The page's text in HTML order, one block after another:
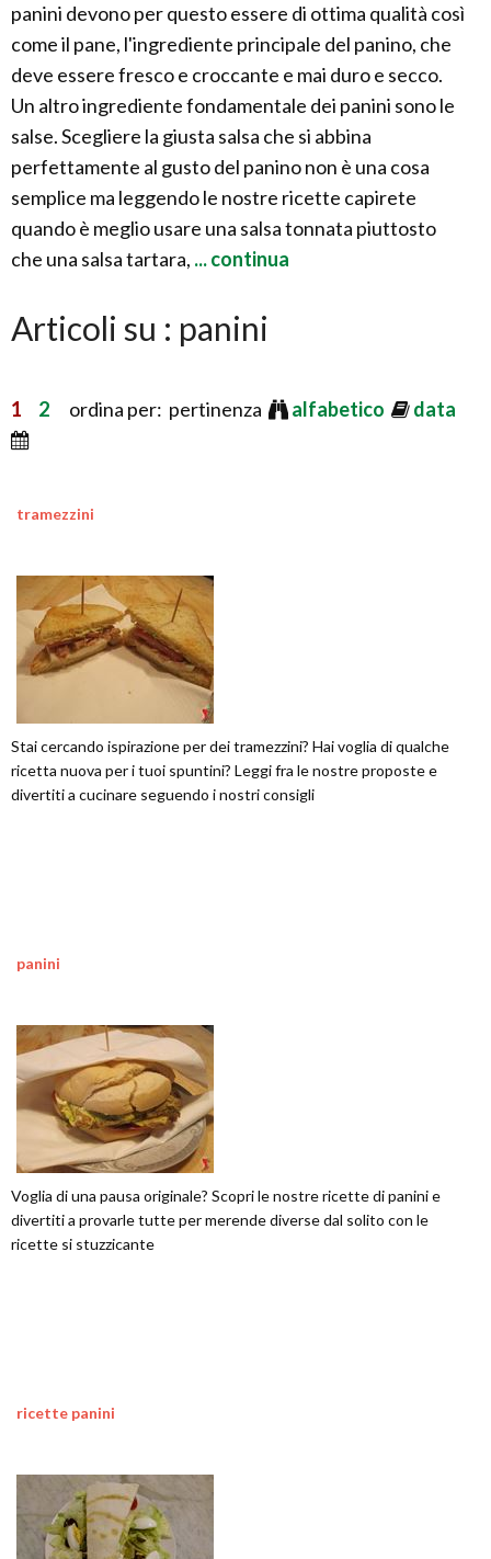
panini devono per questo essere di ottima qualità così
come il pane, l'ingrediente principale del panino, che
deve essere fresco e croccante e mai duro e secco.
Un altro ingrediente fondamentale dei panini sono le
salse. Scegliere la giusta salsa che si abbina
perfettamente al gusto del panino non è una cosa
semplice ma leggendo le nostre ricette capirete
quando è meglio usare una salsa tonnata piuttosto
che una salsa tartara, ... continua
Articoli su : panini
1 2 ordina per: pertinenza alfabetico data
tramezzini
Stai cercando ispirazione per dei tramezzini? Hai voglia di qualche
ricetta nuova per i tuoi spuntini? Leggi fra le nostre proposte e
divertiti a cucinare seguendo i nostri consigli
panini
Voglia di una pausa originale? Scopri le nostre ricette di panini e
divertiti a provarle tutte per merende diverse dal solito con le
ricette si stuzzicante
ricette panini